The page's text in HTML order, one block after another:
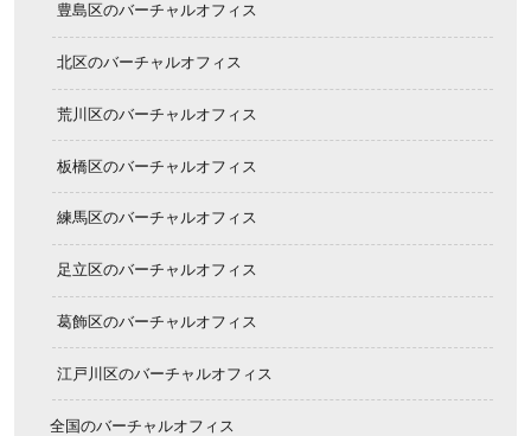
豊島区のバーチャルオフィス
北区のバーチャルオフィス
荒川区のバーチャルオフィス
板橋区のバーチャルオフィス
練馬区のバーチャルオフィス
足立区のバーチャルオフィス
葛飾区のバーチャルオフィス
江戸川区のバーチャルオフィス
全国のバーチャルオフィス